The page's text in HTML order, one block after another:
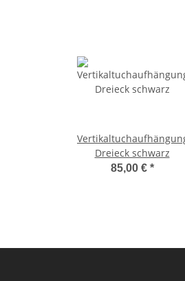
Dreieck schwarz
85,00 € *